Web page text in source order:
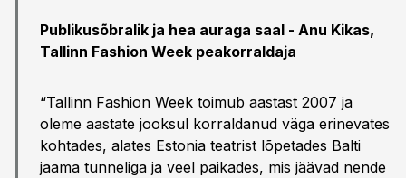
Publikusõbralik ja hea auraga saal - Anu Kikas,
Tallinn Fashion Week peakorraldaja
“Tallinn Fashion Week toimub aastast 2007 ja
oleme aastate jooksul korraldanud väga erinevates
kohtades, alates Estonia teatrist lõpetades Balti
jaama tunneliga ja veel paikades, mis jäävad nende